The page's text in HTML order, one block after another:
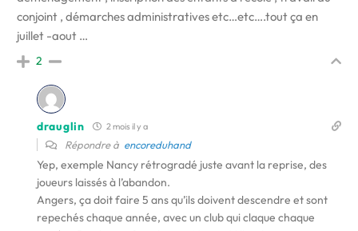
conjoint , démarches administratives etc…etc….tout ça en
juillet -aout …
2
drauglin 2 mois il y a
Répondre à encoreduhand
Yep, exemple Nancy rétrogradé juste avant la reprise, des
joueurs laissés à l’abandon.
Angers, ça doit faire 5 ans qu’ils doivent descendre et sont
repechés chaque année, avec un club qui claque chaque